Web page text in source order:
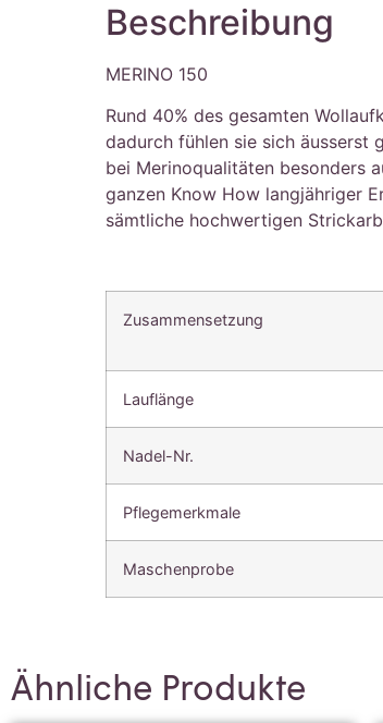
Beschreibung
MERINO 150
Rund 40% des gesamten
dadurch fühlen sie sich äusserst
bei Merinoqualitäten besonders
ganzen Know How langjähriger
sämtliche hochwertigen
Zusammensetzung
Lauflänge
Nadel-Nr.
Pflegemerkmale
Maschenprobe
Ähnliche Produkte